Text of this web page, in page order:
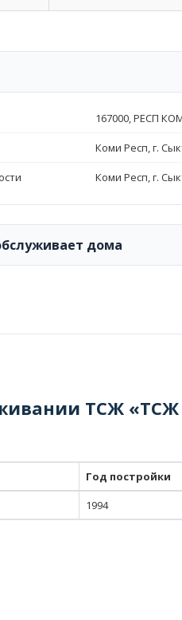
167000, РЕСП
Коми Респ, г.
Коми Респ, г.
дома
ТСЖ «ТСЖ
Год постройки
1994